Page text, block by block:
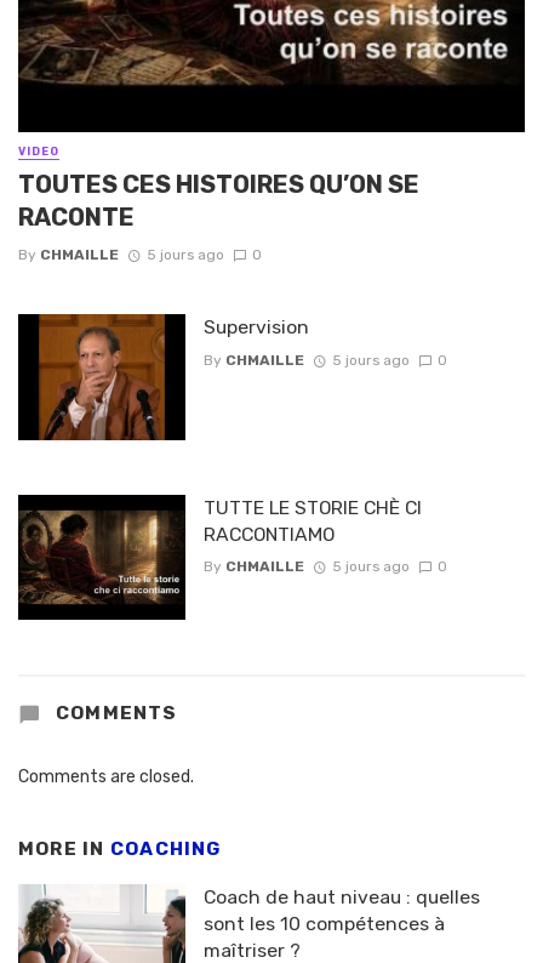
VIDEO
TOUTES CES HISTOIRES QU’ON SE
RACONTE
By CHMAILLE 5 jours ago 0
Supervision
By CHMAILLE 5 jours ago 0
TUTTE LE STORIE CHÈ CI
RACCONTIAMO
By CHMAILLE 5 jours ago 0
COMMENTS
Comments are closed.
MORE IN COACHING
Coach de haut niveau : quelles
sont les 10 compétences à
maîtriser ?